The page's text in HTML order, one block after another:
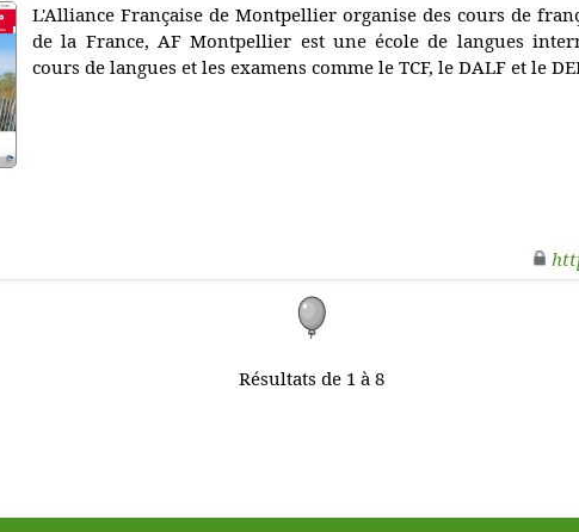
L'Alliance Française de Montpellier organise des cours de
de la France, AF Montpellier est une école de langues
cours de langues et les examens comme le TCF, le DALF et le
Résultats de 1 à 8